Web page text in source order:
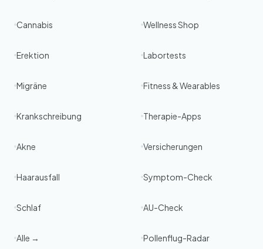
Cannabis
Erektion
Migräne
Krankschreibung
Akne
Haarausfall
Schlaf
Alle →
Wellness Shop
Labortests
Fitness & Wearables
Therapie-Apps
Versicherungen
Symptom-Check
AU-Check
Pollenflug-Radar